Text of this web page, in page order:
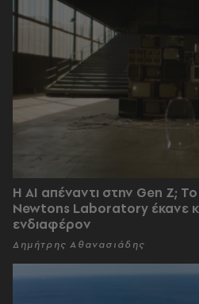
Η AI απέναντι στην Gen Z;
Newtons Laboratory έκανε
ενδιαφέρον
Δημήτρης Αθανασιάδης